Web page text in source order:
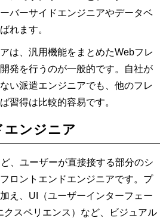
バーサイドエンジニアやデータベ
れます。
は、汎用機能をまとめたWebフレ
発を行うのが一般的です。自社が
い派遣エンジニアでも、他のフレ
習得は比較的容易です。
エンジニア
、ユーザーが直接接する部分のシ
ロントエンドエンジニアです。プ
え、UI（ユーザーインターフェー
クスペリエンス）など、ビジュアル